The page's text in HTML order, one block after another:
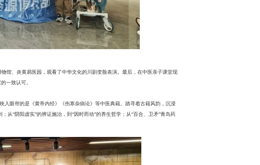
馆、炎黄易医园，观看了中华文化的川剧变脸表演。最后，在中医亲子课堂现
一致认可。
眼帘的是《黄帝内经》《伤寒杂病论》等中医典籍。踏寻着古籍风韵，沉浸
“阴阳虚实”的辨证施治，到“因时而动”的养生哲学；从“百合、卫矛”青岛药